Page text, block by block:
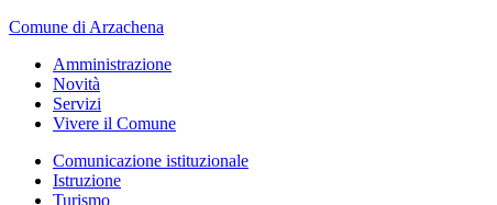
Comune di Arzachena
Amministrazione
Novità
Servizi
Vivere il Comune
Comunicazione istituzionale
Istruzione
Turismo